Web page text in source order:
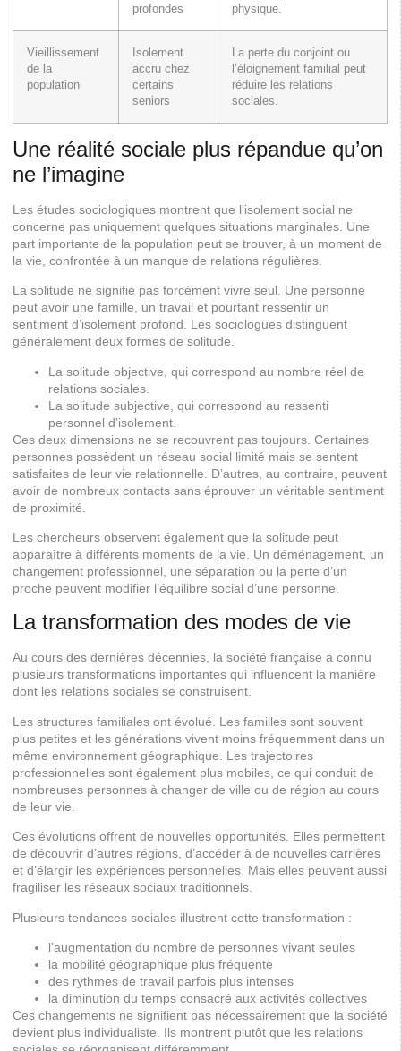
profondes
physique.
Vieillissement
de la
population
Isolement
accru chez
certains
seniors
La perte du conjoint ou
l’éloignement familial peut
réduire les relations
sociales.
Une réalité sociale plus répandue qu’on
ne l’imagine
Les études sociologiques montrent que l’isolement social ne
concerne pas uniquement quelques situations marginales. Une
part importante de la population peut se trouver, à un moment de
la vie, confrontée à un manque de relations régulières.
La solitude ne signifie pas forcément vivre seul. Une personne
peut avoir une famille, un travail et pourtant ressentir un
sentiment d’isolement profond. Les sociologues distinguent
généralement deux formes de solitude.
La solitude objective, qui correspond au nombre réel de
relations sociales.
La solitude subjective, qui correspond au ressenti
personnel d’isolement.
Ces deux dimensions ne se recouvrent pas toujours. Certaines
personnes possèdent un réseau social limité mais se sentent
satisfaites de leur vie relationnelle. D’autres, au contraire, peuvent
avoir de nombreux contacts sans éprouver un véritable sentiment
de proximité.
Les chercheurs observent également que la solitude peut
apparaître à différents moments de la vie. Un déménagement, un
changement professionnel, une séparation ou la perte d’un
proche peuvent modifier l’équilibre social d’une personne.
La transformation des modes de vie
Au cours des dernières décennies, la société française a connu
plusieurs transformations importantes qui influencent la manière
dont les relations sociales se construisent.
Les structures familiales ont évolué. Les familles sont souvent
plus petites et les générations vivent moins fréquemment dans un
même environnement géographique. Les trajectoires
professionnelles sont également plus mobiles, ce qui conduit de
nombreuses personnes à changer de ville ou de région au cours
de leur vie.
Ces évolutions offrent de nouvelles opportunités. Elles permettent
de découvrir d’autres régions, d’accéder à de nouvelles carrières
et d’élargir les expériences personnelles. Mais elles peuvent aussi
fragiliser les réseaux sociaux traditionnels.
Plusieurs tendances sociales illustrent cette transformation :
l’augmentation du nombre de personnes vivant seules
la mobilité géographique plus fréquente
des rythmes de travail parfois plus intenses
la diminution du temps consacré aux activités collectives
Ces changements ne signifient pas nécessairement que la société
devient plus individualiste. Ils montrent plutôt que les relations